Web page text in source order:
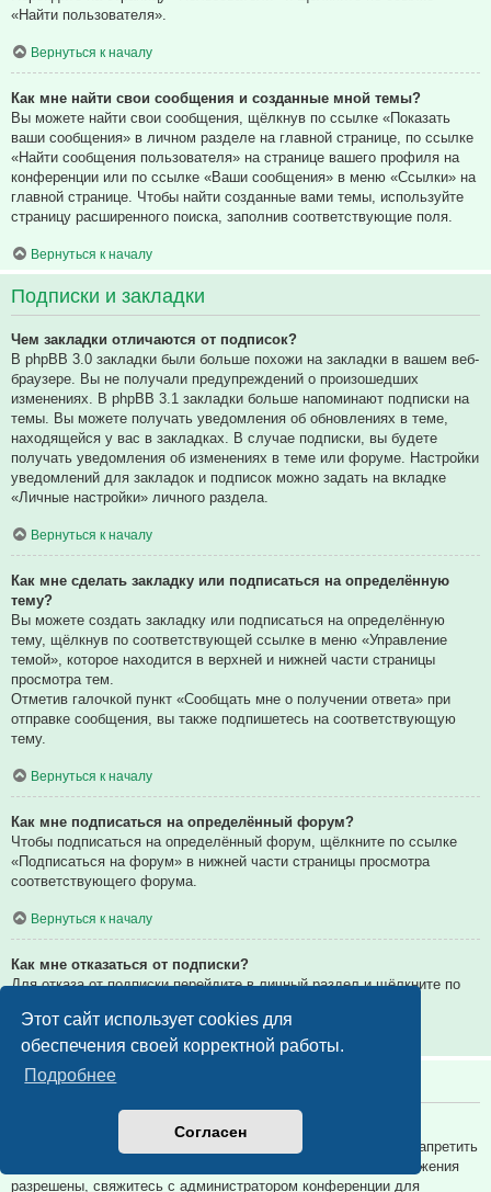
Этот сайт использует cookies для
обеспечения своей корректной работы.
Подробнее
Согласен
«Найти пользователя».
Вернуться к началу
Как мне найти свои сообщения и созданные мной темы?
Вы можете найти свои сообщения, щёлкнув по ссылке «Показать
ваши сообщения» в личном разделе на главной странице, по ссылке
«Найти сообщения пользователя» на странице вашего профиля на
конференции или по ссылке «Ваши сообщения» в меню «Ссылки» на
главной странице. Чтобы найти созданные вами темы, используйте
страницу расширенного поиска, заполнив соответствующие поля.
Вернуться к началу
Подписки и закладки
Чем закладки отличаются от подписок?
В phpBB 3.0 закладки были больше похожи на закладки в вашем веб-
браузере. Вы не получали предупреждений о произошедших
изменениях. В phpBB 3.1 закладки больше напоминают подписки на
темы. Вы можете получать уведомления об обновлениях в теме,
находящейся у вас в закладках. В случае подписки, вы будете
получать уведомления об изменениях в теме или форуме. Настройки
уведомлений для закладок и подписок можно задать на вкладке
«Личные настройки» личного раздела.
Вернуться к началу
Как мне сделать закладку или подписаться на определённую
тему?
Вы можете создать закладку или подписаться на определённую
тему, щёлкнув по соответствующей ссылке в меню «Управление
темой», которое находится в верхней и нижней части страницы
просмотра тем.
Отметив галочкой пункт «Сообщать мне о получении ответа» при
отправке сообщения, вы также подпишетесь на соответствующую
тему.
Вернуться к началу
Как мне подписаться на определённый форум?
Чтобы подписаться на определённый форум, щёлкните по ссылке
«Подписаться на форум» в нижней части страницы просмотра
соответствующего форума.
Вернуться к началу
Как мне отказаться от подписки?
Для отказа от подписки перейдите в личный раздел и щёлкните по
Вернуться к началу
Вложения
Какие вложения разрешены на этой конференции?
Администратор каждой конференции может разрешить или запретить
определённые типы вложений. Если вы не знаете, какие вложения
разрешены, свяжитесь с администратором конференции для